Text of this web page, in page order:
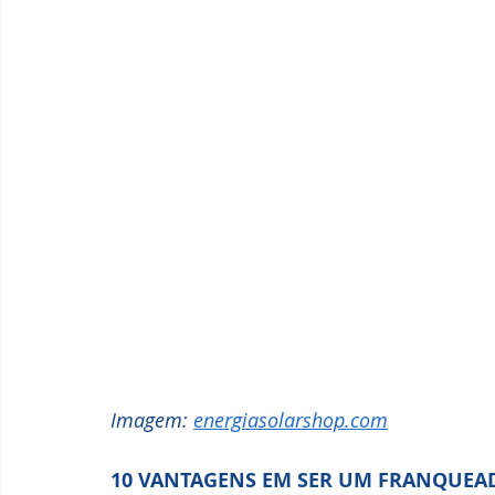
Imagem: energiasolarshop.com
10 VANTAGENS EM SER UM